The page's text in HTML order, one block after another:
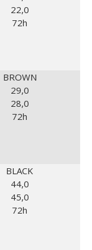
22,0
72h
BROWN
29,0
28,0
72h
BLACK
44,0
45,0
72h